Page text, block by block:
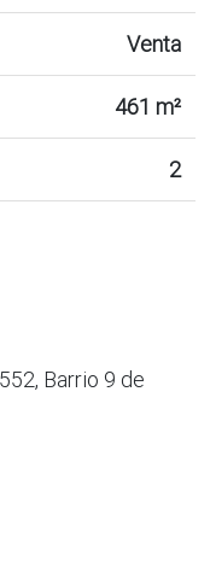
Venta
461 m²
2
Barrio 9 de